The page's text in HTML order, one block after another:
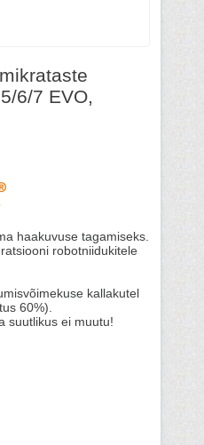
6/7 EVO,
haakuvuse tagamiseks.
robotniidukitele
kallakutel
60%).
suutlikus ei muutu!